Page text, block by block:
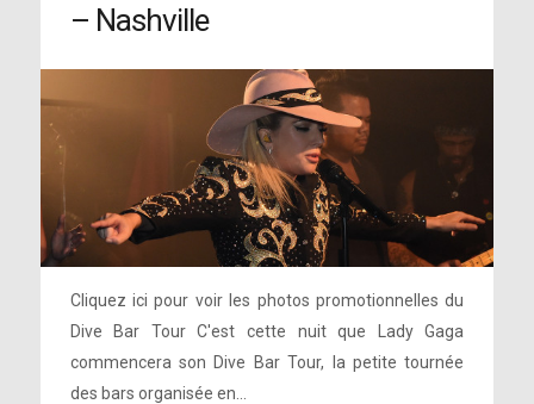
– Nashville
Cliquez ici pour voir les photos promotionnelles du
Dive Bar Tour C'est cette nuit que Lady Gaga
commencera son Dive Bar Tour, la petite tournée
des bars organisée en...